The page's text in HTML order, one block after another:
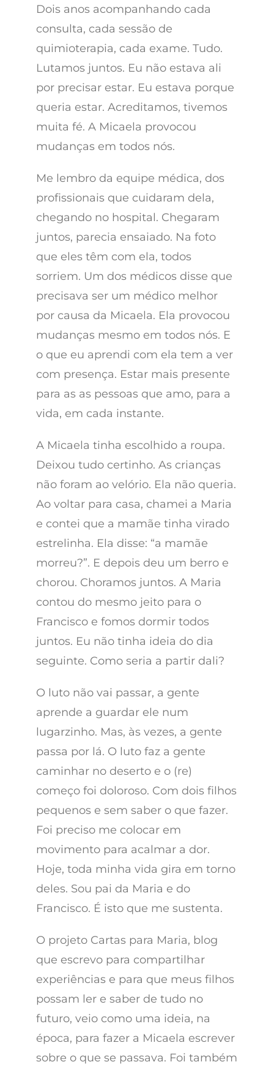
Dois anos acompanhando cada
consulta, cada sessão de
quimioterapia, cada exame. Tudo.
Lutamos juntos. Eu não estava ali
por precisar estar. Eu estava porque
queria estar. Acreditamos, tivemos
muita fé. A Micaela provocou
mudanças em todos nós.
Me lembro da equipe médica, dos
profissionais que cuidaram dela,
chegando no hospital. Chegaram
juntos, parecia ensaiado. Na foto
que eles têm com ela, todos
sorriem. Um dos médicos disse que
precisava ser um médico melhor
por causa da Micaela. Ela provocou
mudanças mesmo em todos nós. E
o que eu aprendi com ela tem a ver
com presença. Estar mais presente
para as as pessoas que amo, para a
vida, em cada instante.
A Micaela tinha escolhido a roupa.
Deixou tudo certinho. As crianças
não foram ao velório. Ela não queria.
Ao voltar para casa, chamei a Maria
e contei que a mamãe tinha virado
estrelinha. Ela disse: “a mamãe
morreu?”. E depois deu um berro e
chorou. Choramos juntos. A Maria
contou do mesmo jeito para o
Francisco e fomos dormir todos
juntos. Eu não tinha ideia do dia
seguinte. Como seria a partir dali?
O luto não vai passar, a gente
aprende a guardar ele num
lugarzinho. Mas, às vezes, a gente
passa por lá. O luto faz a gente
caminhar no deserto e o (re)
começo foi doloroso. Com dois filhos
pequenos e sem saber o que fazer.
Foi preciso me colocar em
movimento para acalmar a dor.
Hoje, toda minha vida gira em torno
deles. Sou pai da Maria e do
Francisco. É isto que me sustenta.
O projeto Cartas para Maria, blog
que escrevo para compartilhar
experiências e para que meus filhos
possam ler e saber de tudo no
futuro, veio como uma ideia, na
época, para fazer a Micaela escrever
sobre o que se passava. Foi também